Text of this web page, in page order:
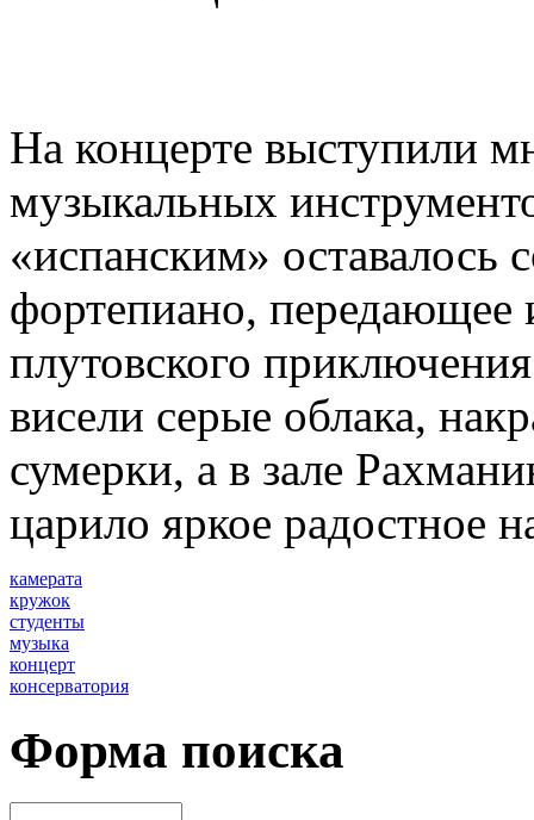
На концерте выступили
музыкальных
«испанским» оставалось
фортепиано, передающее
плутовского
висели серые облака,
сумерки, а в зале
царило яркое радостное
камерата
кружок
студенты
музыка
концерт
консерватория
Форма поиска